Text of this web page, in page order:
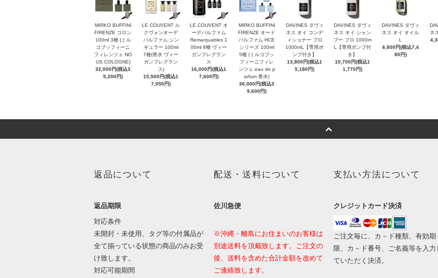
MIRKO BUFFINI
FIRENZE コロン
100ml 3種 (ミル
コブッフィーニ
フィレンツェ NO
US COLOGNE)
32,000円(税込3
5,200円)
LE COUVENT ル
クヴォンオーデ
パルファム シン
ギュラー 100ml
7種(香水 ヴィー
ガンフレグラン
ス)
15,500円(税込1
7,050円)
LE COUVENT オ
ーデパルファム
Remarquables 1
00ml 8種 ヴィー
ガンフレグラン
ス
16,000円(税込1
7,600円)
MIRKO BUFFINI
FIRENZE オード
パルファム HCE
シリーズ 100ml
5種 (ミルコブッ
フィーニフィレ
ンツェ eau de p
arfum 香水)
36,000円(税込3
9,600円)
DAVINES ダヴィ
ネス オイ コンデ
ィショナー プロ
1000mL【専用ポ
ンプ付き】
13,800円(税込1
5,180円)
DAVINES ダヴィ
ネス オイ シャン
プー プロ 1000m
L【専用ポンプ付
き】
10,700円(税込1
1,770円)
DAVINES ダヴィ
ネス オイ オイル
Ｌ
6,800円(税込7,4
80円)
ネ
返品について
返品期限
対応条件
未開封・未使用、タグ等の付属品が
全て揃っている状態の商品のみお受
け致します。
対応可能期間
配送・送料について
佐川急便
※沖縄・離島にお住まいのお客様は
別途送料を頂戴致します。ご注文の
後、送料を含めた合計金額を改めて
ご連絡致します。
支払い方法について
クレジットカード決済
ご注文毎に、カ－ド種類、有効期
限、カ－ド番号、ご名義等を入力
ていただく決済。